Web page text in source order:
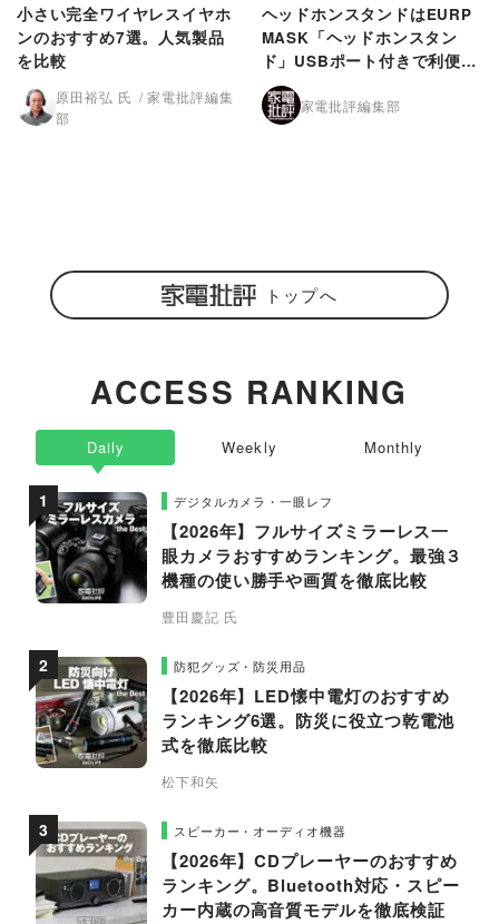
小さい完全ワイヤレスイヤホ
ンのおすすめ7選。人気製品
を比較
原田裕弘 氏
家電批評編集
部
ヘッドホンスタンドはEURP
MASK「ヘッドホンスタン
ド」USBポート付きで利便性
が超高い【家電批評ベストバ
イ2022】家電批評編集部
トップへ
ACCESS RANKING
Daily
デジタルカメラ・一眼レフ
【2026年】フルサイズミラーレス一
眼カメラおすすめランキング。最強３
機種の使い勝手や画質を徹底比較
豊田慶記 氏
防犯グッズ・防災用品
【2026年】LED懐中電灯のおすすめ
ランキング6選。防災に役立つ乾電池
式を徹底比較
松下和矢
スピーカー・オーディオ機器
【2026年】CDプレーヤーのおすすめ
ランキング。Bluetooth対応・スピー
カー内蔵の高音質モデルを徹底検証
Weekly Monthly